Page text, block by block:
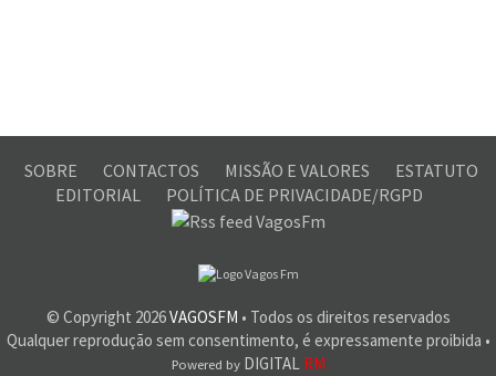
SOBRE CONTACTOS MISSÃO E VALORES
ESTATUTO
EDITORIAL
POLÍTICA DE PRIVACIDADE/RGPD
© Copyright 2026VAGOSFM • Todos os direitos reservados
Qualquer reprodução sem consentimento, é expressamente proibida •
Powered byDIGITAL RM